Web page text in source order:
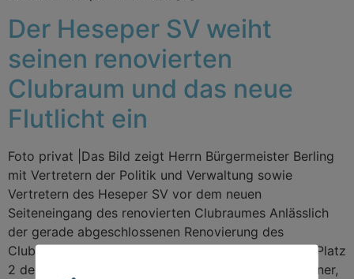
Der Heseper SV weiht
seinen renovierten
Clubraum und das neue
Flutlicht ein
Foto privat |Das Bild zeigt Herrn Bürgermeister Berling
mit Vertretern der Politik und Verwaltung sowie
Vertretern des Heseper SV vor dem neuen
Seiteneingang des renovierten Clubraumes Anlässlich
der gerade abgeschlossenen Renovierung des
Clubraumes und des neu errichteten Flutlichtes auf Platz
2 des Sportgeländes hat der Heseper SV seine Gönner,